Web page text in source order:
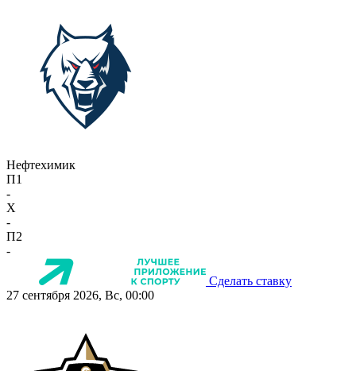
Нефтехимик
П1
-
X
-
П2
-
Сделать ставку
27 сентября 2026, Вс, 00:00